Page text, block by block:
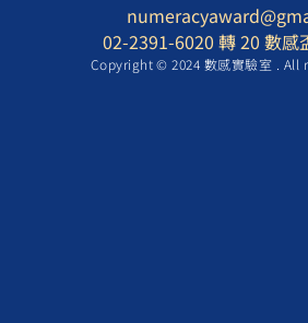
02-2391-6020 轉 20 數感
Copyright © 2024 數感實驗室 . All